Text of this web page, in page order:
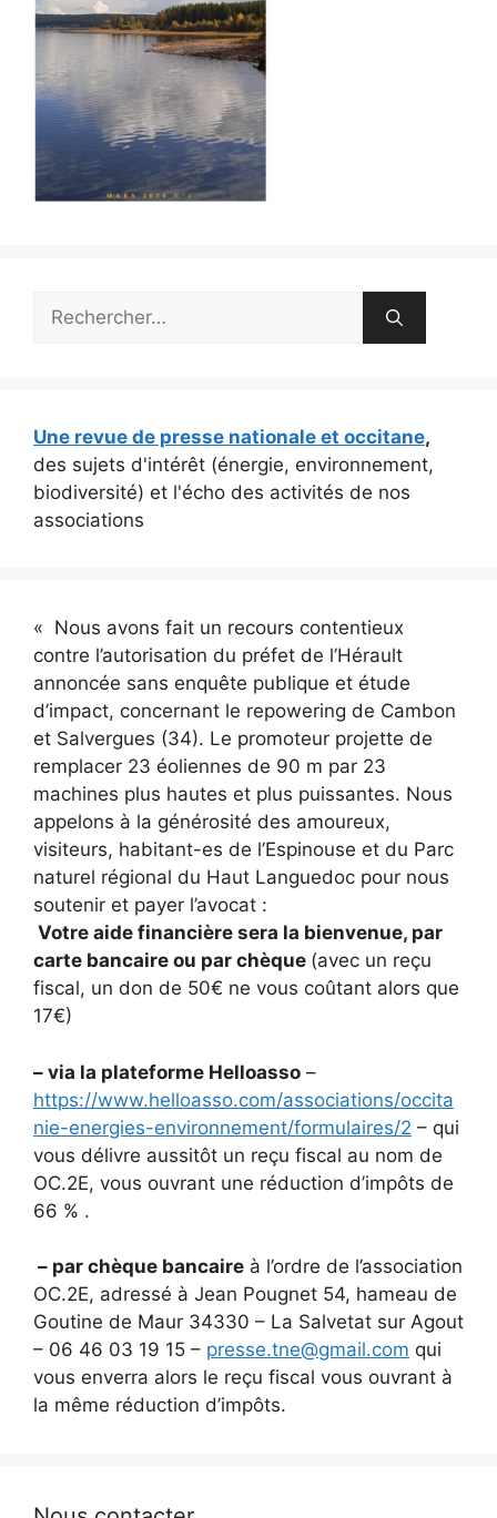
Rechercher :
Une revue de presse nationale et occitane,
des sujets d'intérêt (énergie, environnement,
biodiversité) et l'écho des activités de nos
associations
« Nous avons fait un recours contentieux
contre l’autorisation du préfet de l’Hérault
annoncée sans enquête publique et étude
d’impact, concernant le repowering de Cambon
et Salvergues (34). Le promoteur projette de
remplacer 23 éoliennes de 90 m par 23
machines plus hautes et plus puissantes. Nous
appelons à la générosité des amoureux,
visiteurs, habitant-es de l’Espinouse et du Parc
naturel régional du Haut Languedoc pour nous
soutenir et payer l’avocat :
Votre aide financière sera la bienvenue, par
carte bancaire ou par chèque (avec un reçu
fiscal, un don de 50€ ne vous coûtant alors que
17€)
– via la plateforme Helloasso –
https://www.helloasso.com/associations/occita
nie-energies-environnement/formulaires/2 – qui
vous délivre aussitôt un reçu fiscal au nom de
OC.2E, vous ouvrant une réduction d’impôts de
66 % .
– par chèque bancaire à l’ordre de l’association
OC.2E, adressé à Jean Pougnet 54, hameau de
Goutine de Maur 34330 – La Salvetat sur Agout
– 06 46 03 19 15 – presse.tne@gmail.com qui
vous enverra alors le reçu fiscal vous ouvrant à
la même réduction d’impôts.